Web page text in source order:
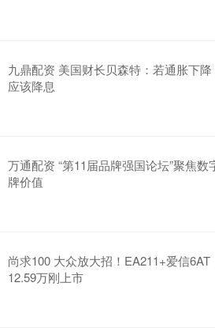
九鼎配资 美国财长贝森特：若通胀下
应该降息
万通配资 “第11届品牌强国论坛”聚焦数
牌价值
尚求100 大众放大招！EA211+爱信6AT
12.59万刚上市